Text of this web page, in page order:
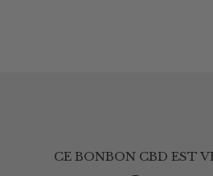
CE BONBON CBD EST